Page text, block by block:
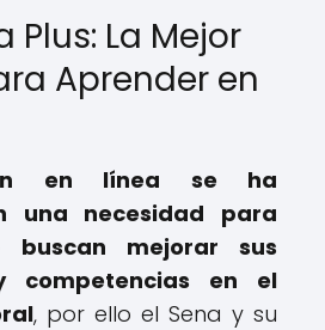
Plus: La Mejor
Aprender en
en línea se ha
una necesidad para
buscan mejorar sus
competencias en el
, por ello el Sena y su